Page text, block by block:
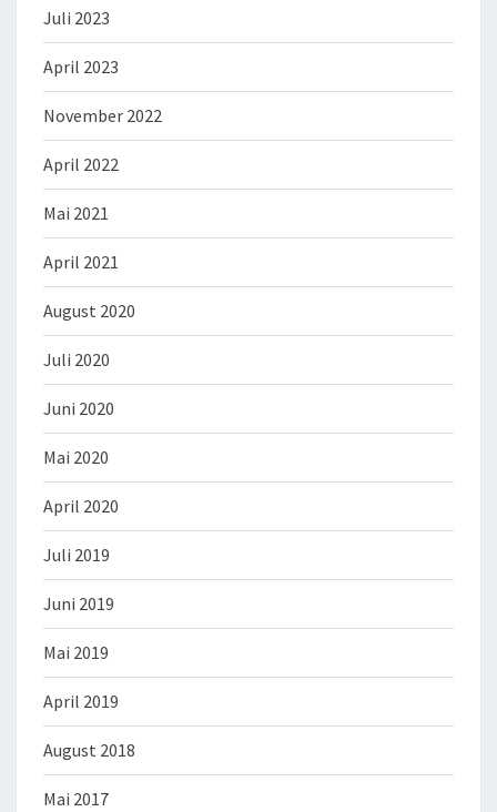
Juli 2023
April 2023
November 2022
April 2022
Mai 2021
April 2021
August 2020
Juli 2020
Juni 2020
Mai 2020
April 2020
Juli 2019
Juni 2019
Mai 2019
April 2019
August 2018
Mai 2017